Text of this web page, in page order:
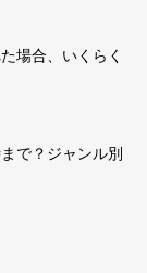
場合、いくらく
で？ジャンル別